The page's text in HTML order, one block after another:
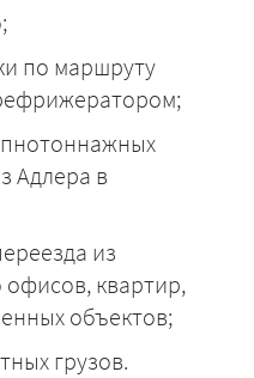
по маршруту
Адлера в
из
квартир,
объектов;
грузов.